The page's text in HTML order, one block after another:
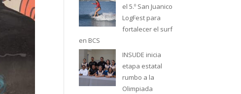
el 5.º San Juanico
LogFest para
fortalecer el surf
en BCS
INSUDE inicia
etapa estatal
rumbo a la
Olimpiada